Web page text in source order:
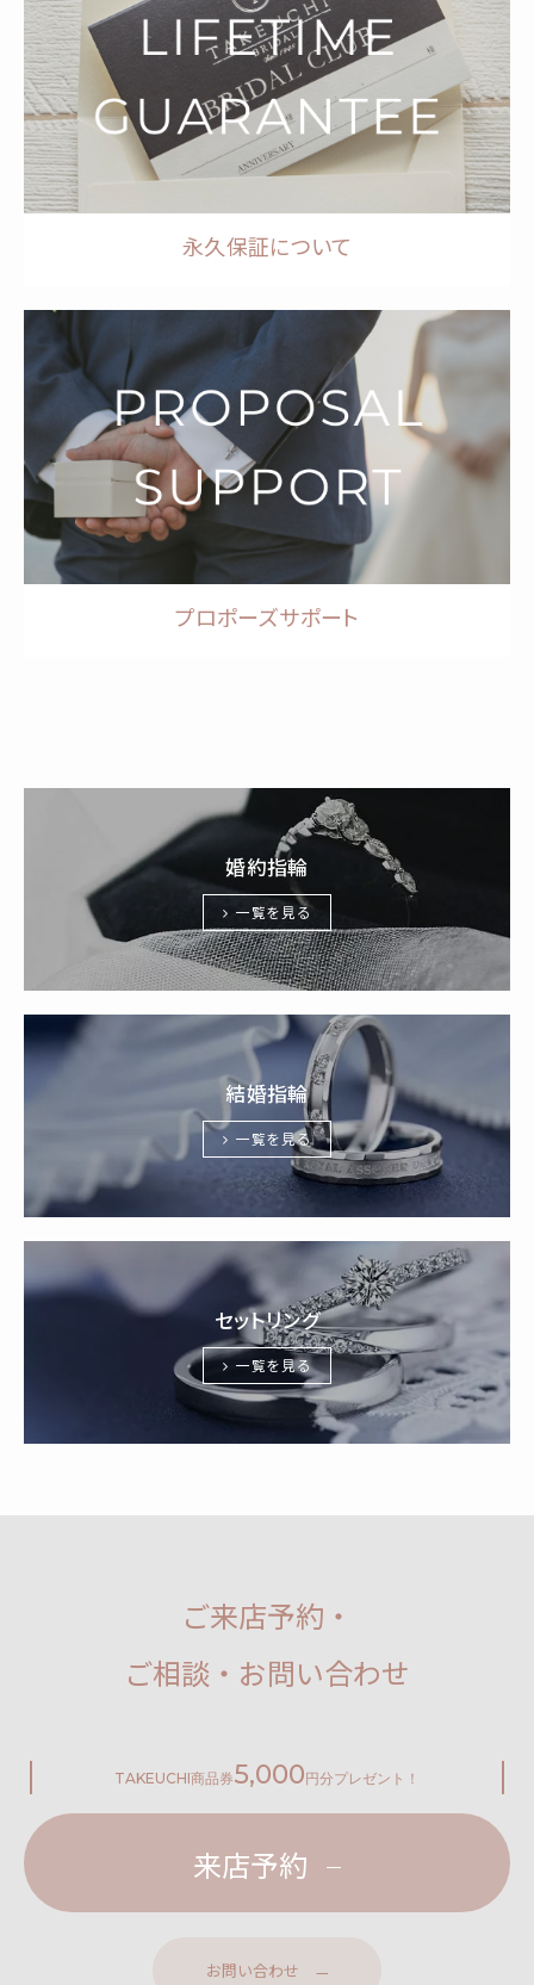
永久保証について
プロポーズサポート
婚約指輪
一覧を見る
結婚指輪
一覧を見る
セットリング
一覧を見る
ご来店予約・
ご相談・お問い合わせ
TAKEUCHI商品券5,000円分プレゼント！
来店予約
お問い合わせ